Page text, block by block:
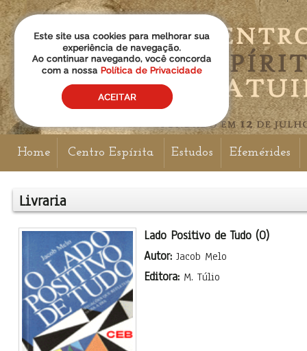
Home Centro Espírita Estudos Efemérides
Livraria
Lado Positivo de Tudo (O)
Autor: Jacob Melo
Editora: M. Túlio